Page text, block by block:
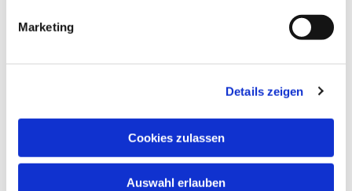
Marketing
Details zeigen
Cookies zulassen
Auswahl erlauben